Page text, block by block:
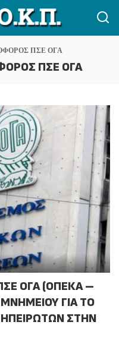
ΠΣΕ ΟΓΑ
ΠΣΕ ΟΓΑ
ΟΓΑ (ΟΠΕΚΑ –
ΓΙΑ ΤΟ
ΣΤΗΝ